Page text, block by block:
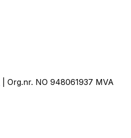
| Org.nr. NO 948061937 MVA